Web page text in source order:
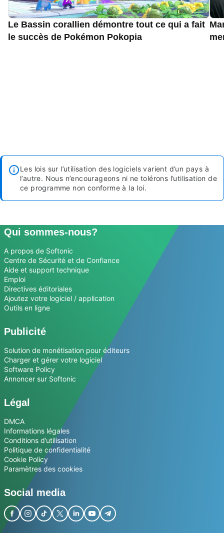
Le Bassin corallien démontre tout ce qui a fait
le succès de Pokémon Pokopia
Les lois sur l’utilisation des logiciels varient d’un pays à
l’autre. Nous n’encourageons ni ne tolérons l’utilisation de
ce programme non conforme à la loi.
Qui sommes-nous?
A propos de Softonic
Centre de Sécurité et de Confiance
Aide et support technique
Emploi
Directives éditoriales
Ajoutez votre logiciel / application
Outils en ligne
Publicité
Solution de monétisation pour éditeurs
Charger et gérer votre logiciel
Software Policy
Annoncer sur Softonic
Légal
DMCA
Informations légales
Conditions d’utilisation
Politique de confidentialité
Cookie Policy
Paramètres des cookies
Social media